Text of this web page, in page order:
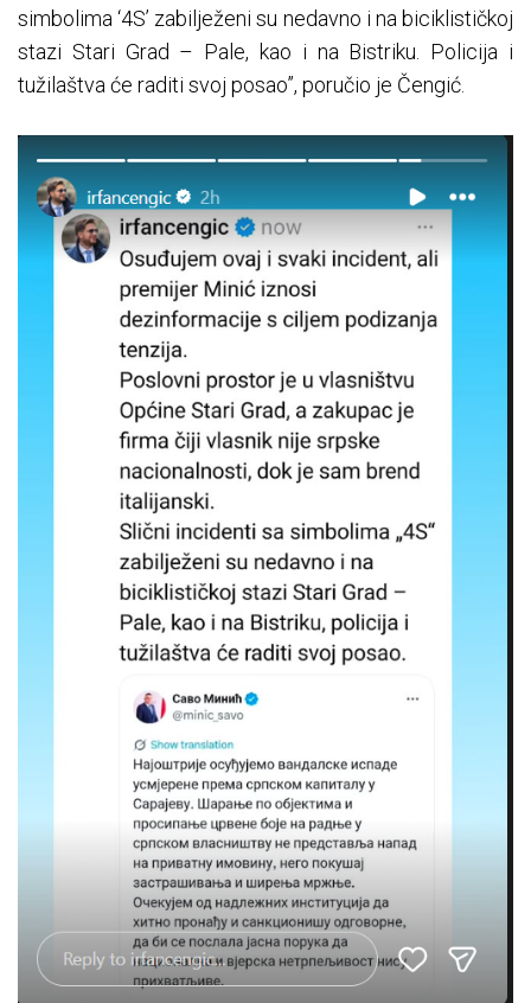
simbolima ‘4S’ zabilježeni su nedavno i na biciklističkoj
stazi Stari Grad – Pale, kao i na Bistriku. Policija i
tužilaštva će raditi svoj posao”, poručio je Čengić.